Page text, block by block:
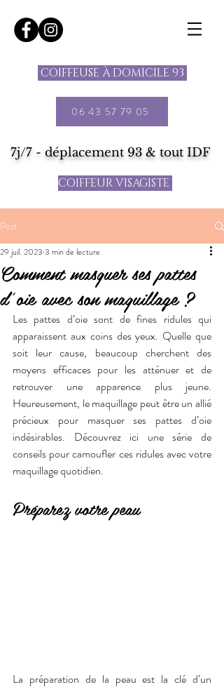
COIFFEUSE À DOMICILE 93
06 43 57 79 05
7j/7 - déplacement 93 & tout IDF
COIFFEUR VISAGISTE
Post
Comment masquer ses pattes
d’oie avec son maquillage ?
29 juil. 2023 3 min de lecture
Les pattes d’oie sont de fines ridules qui
apparaissent aux coins des yeux. Quelle que
soit leur cause, beaucoup cherchent des
moyens efficaces pour les atténuer et de
retrouver une apparence plus jeune.
Heureusement, le maquillage peut être un allié
précieux pour masquer ses pattes d’oie
indésirables. Découvrez ici une série de
conseils pour camoufler ces ridules avec votre
maquillage quotidien.
Préparez votre peau